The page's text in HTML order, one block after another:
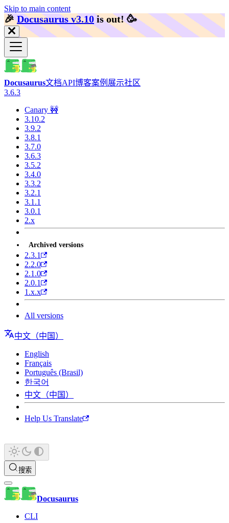
Skip to main content
🎉️Docusaurus v3.10 is out! 🥳️
Docusaurus文档API博客案例展示社区
3.6.3
Canary 🚧
3.10.2
3.9.2
3.8.1
3.7.0
3.6.3
3.5.2
3.4.0
3.3.2
3.2.1
3.1.1
3.0.1
2.x
Archived versions
2.3.1
2.2.0
2.1.0
2.0.1
1.x.x
All versions
中文（中国）
English
Français
Português (Brasil)
한국어
中文（中国）
Help Us Translate
搜索
Docusaurus
CLI